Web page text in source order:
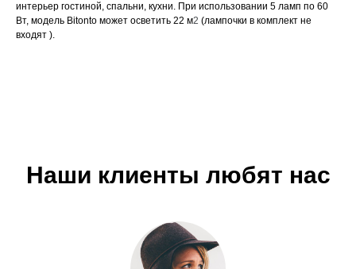
интерьер гостиной, спальни, кухни. При использовании 5 ламп по 60
Вт, модель Bitonto может осветить 22 м2 (лампочки в комплект не
входят ).
Наши клиенты любят нас